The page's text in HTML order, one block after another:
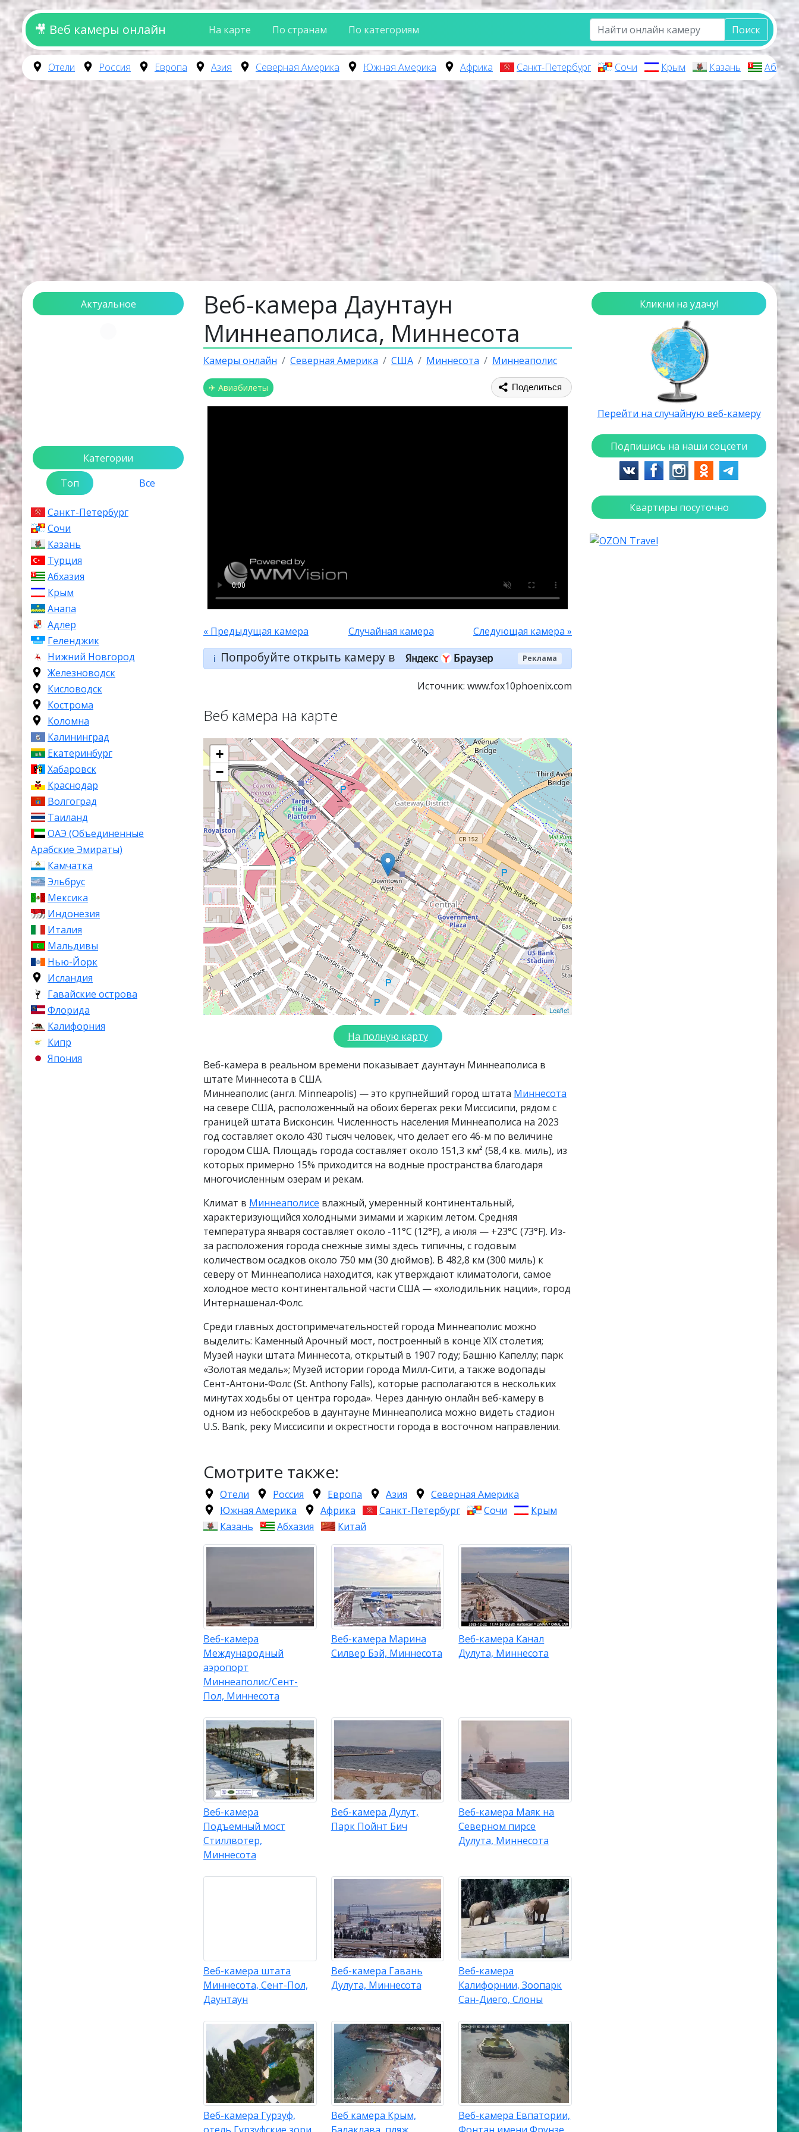
🎥 Веб камеры онлайн На карте По странам По категориям Поиск
Отели Россия Европа Азия Северная Америка Южная Америка Африка Санкт-Петербург Сочи Крым Казань
Актуальное
Категории
Топ
Все
Санкт-Петербург
Сочи
Казань
Турция
Абхазия
Крым
Анапа
Адлер
Геленджик
Нижний Новгород
Железноводск
Кисловодск
Кострома
Коломна
Калининград
Екатеринбург
Хабаровск
Краснодар
Волгоград
Таиланд
ОАЭ (Объединенные
Арабские Эмираты)
Камчатка
Эльбрус
Мексика
Индонезия
Италия
Мальдивы
Нью-Йорк
Исландия
Гавайские острова
Флорида
Калифорния
Кипр
Япония
Веб-камера Даунтаун
Миннеаполиса, Миннесота
Камеры онлайн Северная Америка США Миннесота Миннеаполис
✈ Авиабилеты Поделиться
« Предыдущая камера Случайная камера Следующая камера »
ℹ️ Попробуйте открыть камеру в Реклама
Источник: www.fox10phoenix.com
Веб камера на карте
+
−
Leaflet
На полную карту
Веб-камера в реальном времени показывает даунтаун Миннеаполиса в
штате Миннесота в США.
Миннеаполис (англ. Minneapolis) — это крупнейший город штата Миннесота
на севере США, расположенный на обоих берегах реки Миссисипи, рядом с
границей штата Висконсин. Численность населения Миннеаполиса на 2023
год составляет около 430 тысяч человек, что делает его 46-м по величине
городом США. Площадь города составляет около 151,3 км² (58,4 кв. миль), из
которых примерно 15% приходится на водные пространства благодаря
многочисленным озерам и рекам​.
Климат в Миннеаполисе влажный, умеренный континентальный,
характеризующийся холодными зимами и жарким летом. Средняя
температура января составляет около -11°C (12°F), а июля — +23°C (73°F). Из-
за расположения города снежные зимы здесь типичны, с годовым
количеством осадков около 750 мм (30 дюймов). В 482,8 км (300 миль) к
северу от Миннеаполиса находится, как утверждают климатологи, самое
холодное место континентальной части США — «холодильник нации», город
Интернашенал-Фолс.
Среди главных достопримечательностей города Миннеаполис можно
выделить: Каменный Арочный мост, построенный в конце XIX столетия;
Музей науки штата Миннесота, открытый в 1907 году; Башню Капеллу; парк
«Золотая медаль»; Музей истории города Милл-Сити, а также водопады
Сент-Антони-Фолс (St. Anthony Falls), которые располагаются в нескольких
минутах ходьбы от центра города». Через данную онлайн веб-камеру в
одном из небоскребов в даунтауне Миннеаполиса можно видеть стадион
U.S. Bank, реку Миссисипи и окрестности города в восточном направлении.
Смотрите также:
Отели Россия Европа Азия
Северная Америка
Южная Америка
Африка Санкт-Петербург Сочи
Крым
Казань
Абхазия Китай
Веб-камера
Международный
аэропорт
Миннеаполис/Сент-
Пол, Миннесота
Веб-камера Марина
Силвер Бэй, Миннесота
Веб-камера Канал
Дулута, Миннесота
Веб-камера
Подъемный мост
Стиллвотер,
Миннесота
Веб-камера Дулут,
Парк Пойнт Бич
Веб-камера Маяк на
Северном пирсе
Дулута, Миннесота
Веб-камера штата
Миннесота, Сент-Пол,
Даунтаун
Веб-камера Гавань
Дулута, Миннесота
Веб-камера
Калифорнии, Зоопарк
Сан-Диего, Слоны
Веб-камера Гурзуф,
Веб камера Крым,
Веб-камера Евпатории,
Кликни на удачу!
Перейти на случайную веб-камеру
Подпишись на наши соцсети
Квартиры посуточно